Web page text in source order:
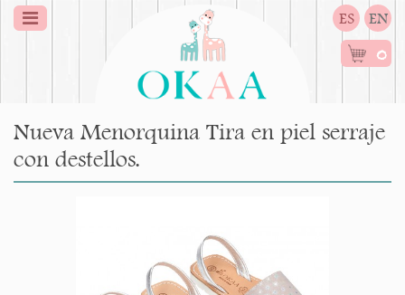
ES EN
0
Nueva Menorquina Tira en piel serraje
con destellos.